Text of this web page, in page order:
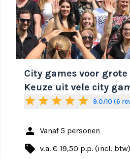
City games voor
Keuze uit vele city
star star star star star 9.0/10
person Vanaf 5 personen
local_offer v.a. € 19,50 p.p. (incl. btw)